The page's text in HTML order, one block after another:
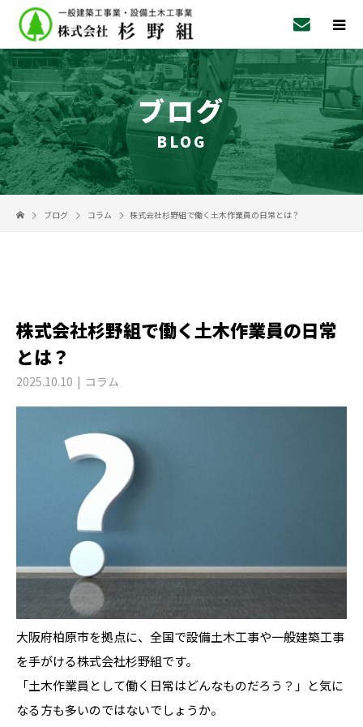
ブログ
BLOG
ブログ コラム 株式会社杉野組で働く土木作業員の日常とは？
株式会社杉野組で働く土木作業員の日常
とは？
2025.10.10 コラム
大阪府柏原市を拠点に、全国で設備土木工事や一般建築工事
を手がける株式会社杉野組です。
「土木作業員として働く日常はどんなものだろう？」と気に
なる方も多いのではないでしょうか。